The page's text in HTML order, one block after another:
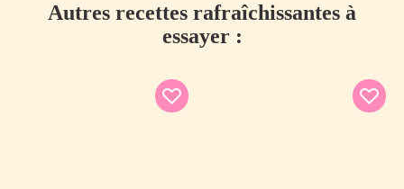
Autres recettes rafraîchissantes à
essayer :